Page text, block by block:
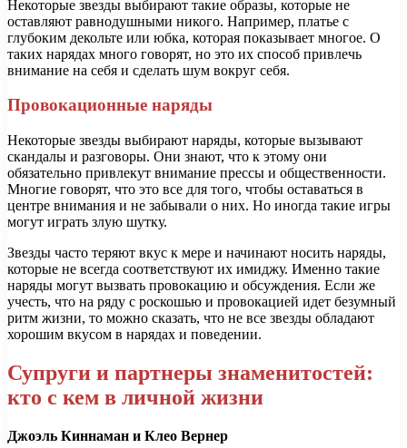
Некоторые звезды выбирают такие образы, которые не
оставляют равнодушными никого. Например, платье с
глубоким декольте или юбка, которая показывает многое. О
таких нарядах много говорят, но это их способ привлечь
внимание на себя и сделать шум вокруг себя.
Провокационные наряды
Некоторые звезды выбирают наряды, которые вызывают
скандалы и разговоры. Они знают, что к этому они
обязательно привлекут внимание прессы и общественности.
Многие говорят, что это все для того, чтобы оставаться в
центре внимания и не забывали о них. Но иногда такие игры
могут играть злую шутку.
Звезды часто теряют вкус к мере и начинают носить наряды,
которые не всегда соответствуют их имиджу. Именно такие
наряды могут вызвать провокацию и обсуждения. Если же
учесть, что на ряду с роскошью и провокацией идет безумный
ритм жизни, то можно сказать, что не все звезды обладают
хорошим вкусом в нарядах и поведении.
Супруги и партнеры знаменитостей:
кто с кем в личной жизни
Джоэль Киннаман и Клео Вернер